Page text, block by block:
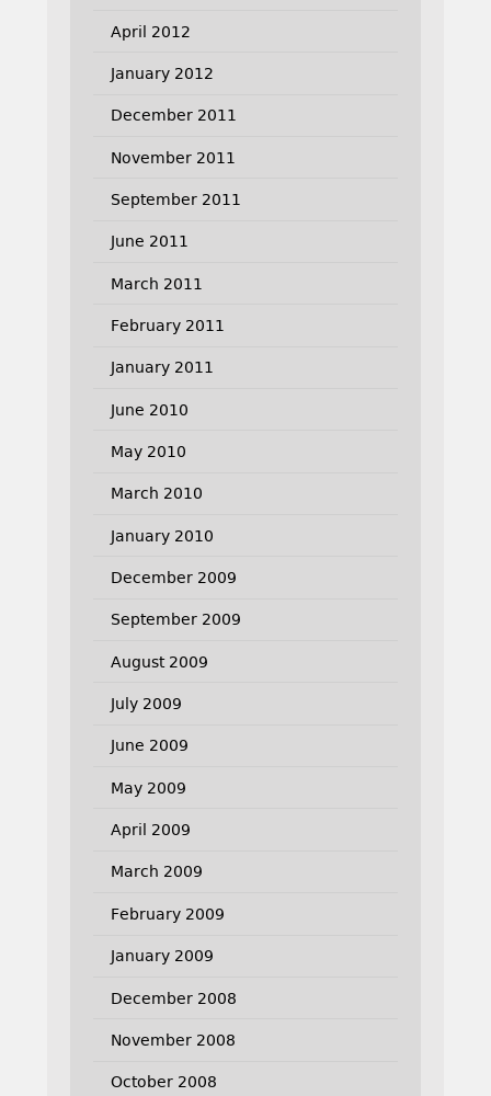
April 2012
January 2012
December 2011
November 2011
September 2011
June 2011
March 2011
February 2011
January 2011
June 2010
May 2010
March 2010
January 2010
December 2009
September 2009
August 2009
July 2009
June 2009
May 2009
April 2009
March 2009
February 2009
January 2009
December 2008
November 2008
October 2008